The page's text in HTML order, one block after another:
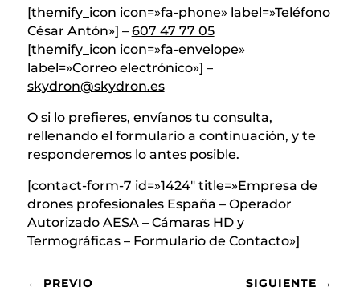
[themify_icon icon=»fa-phone» label=»Teléfono
César Antón»] – 607 47 77 05
[themify_icon icon=»fa-envelope»
label=»Correo electrónico»] –
skydron@skydron.es
O si lo prefieres, envíanos tu consulta,
rellenando el formulario a continuación, y te
responderemos lo antes posible.
[contact-form-7 id=»1424″ title=»Empresa de
drones profesionales España – Operador
Autorizado AESA – Cámaras HD y
Termográficas – Formulario de Contacto»]
← PREVIO SIGUIENTE →